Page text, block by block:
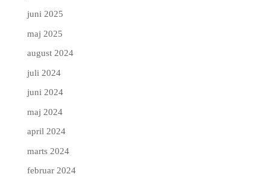
juni 2025
maj 2025
august 2024
juli 2024
juni 2024
maj 2024
april 2024
marts 2024
februar 2024